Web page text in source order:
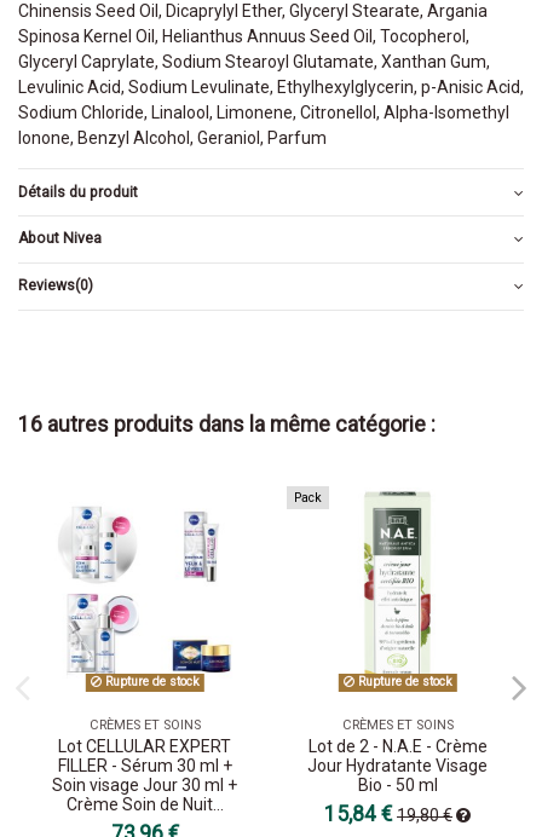
Chinensis Seed Oil, Dicaprylyl Ether, Glyceryl Stearate, Argania
Spinosa Kernel Oil, Helianthus Annuus Seed Oil, Tocopherol,
Glyceryl Caprylate, Sodium Stearoyl Glutamate, Xanthan Gum,
Levulinic Acid, Sodium Levulinate, Ethylhexylglycerin, p-Anisic Acid,
Sodium Chloride, Linalool, Limonene, Citronellol, Alpha-Isomethyl
Ionone, Benzyl Alcohol, Geraniol, Parfum
Détails du produit
About Nivea
Reviews(0)
16 autres produits dans la même catégorie :
Rupture de stock
CRÈMES ET SOINS
Lot CELLULAR EXPERT
FILLER - Sérum 30 ml +
Soin visage Jour 30 ml +
Crème Soin de Nuit...
Pack
Rupture de stock
CRÈMES ET SOINS
Lot de 2 - N.A.E - Crème
Jour Hydratante Visage
Bio - 50 ml
15,84 €19,80 €